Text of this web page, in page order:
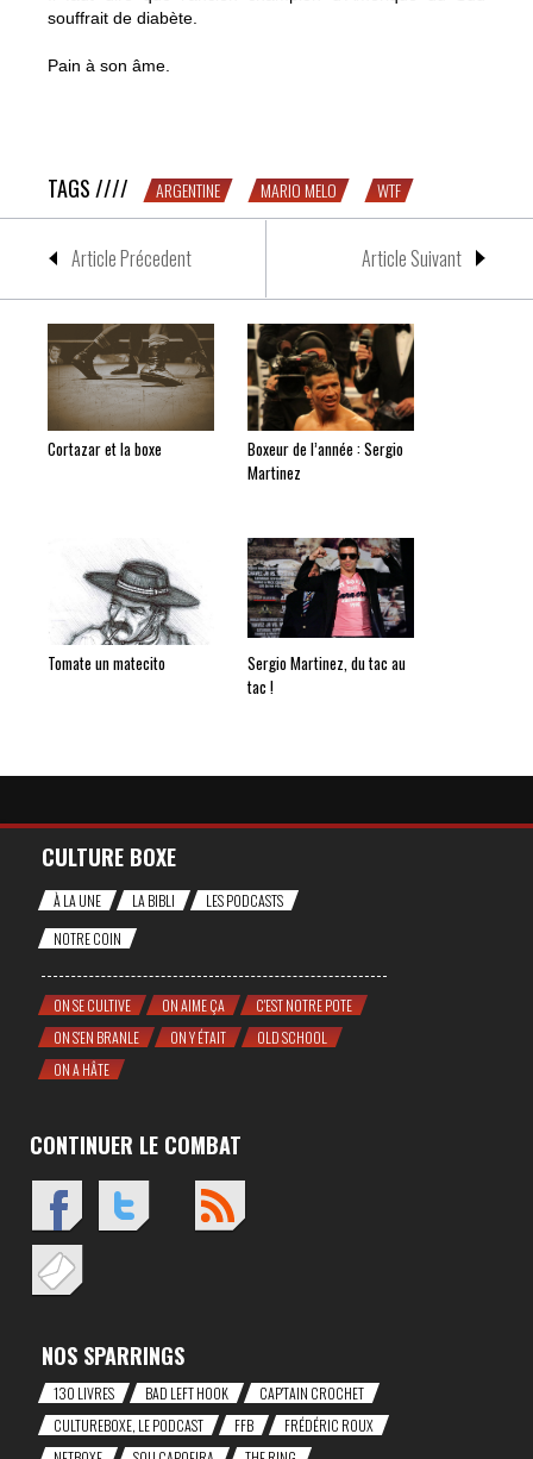
souffrait de diabète.
Pain à son âme.
TAGS //// ARGENTINE MARIO MELO WTF
Article Précedent Article Suivant
Cortazar et la boxe
Boxeur de l’année : Sergio
Martinez
Tomate un matecito
Sergio Martinez, du tac au
tac !
CULTURE BOXE
À LA UNE LA BIBLI
LES PODCASTS
NOTRE COIN
ON SE CULTIVE ON AIME ÇA
C'EST NOTRE POTE
ON S'EN BRANLE
ON Y ÉTAIT
OLD SCHOOL
ON A HÂTE
CONTINUER LE COMBAT
NOS SPARRINGS
130 LIVRES BAD LEFT HOOK
CAP'TAIN CROCHET
CULTUREBOXE, LE PODCAST
FFB
FRÉDÉRIC ROUX